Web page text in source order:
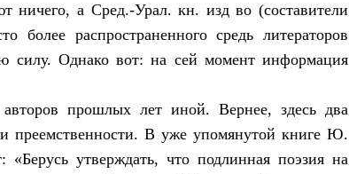
а Сред.-Урал. кн. изд во (составители
более распространенного средь литераторов
силу. Однако вот: на сей момент информация
авторов прошлых лет иной. Вернее, здесь два
преемственности. В уже упомянутой книге Ю.
утверждать, что подлинная поэзия на